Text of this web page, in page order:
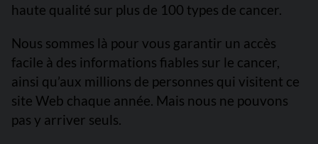
haute qualité sur plus de 100 types de cancer.
Nous sommes là pour vous garantir un accès
facile à des informations fiables sur le cancer,
ainsi qu’aux millions de personnes qui visitent ce
site Web chaque année. Mais nous ne pouvons
pas y arriver seuls.